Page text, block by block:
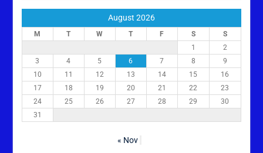
August 2026
M T W T F S
S
1
2
3
4 5 6 7 8
9
10
11 12 13 14 15
16
17
18 19 20 21 22
23
24
25 26 27 28 29
30
31
« Nov